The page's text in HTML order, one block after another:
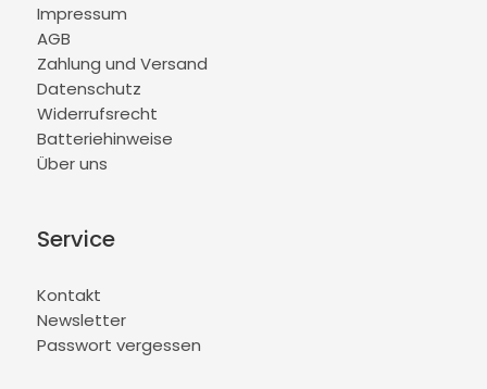
Impressum
AGB
Zahlung und Versand
Datenschutz
Widerrufsrecht
Batteriehinweise
Über uns
Service
Kontakt
Newsletter
Passwort vergessen